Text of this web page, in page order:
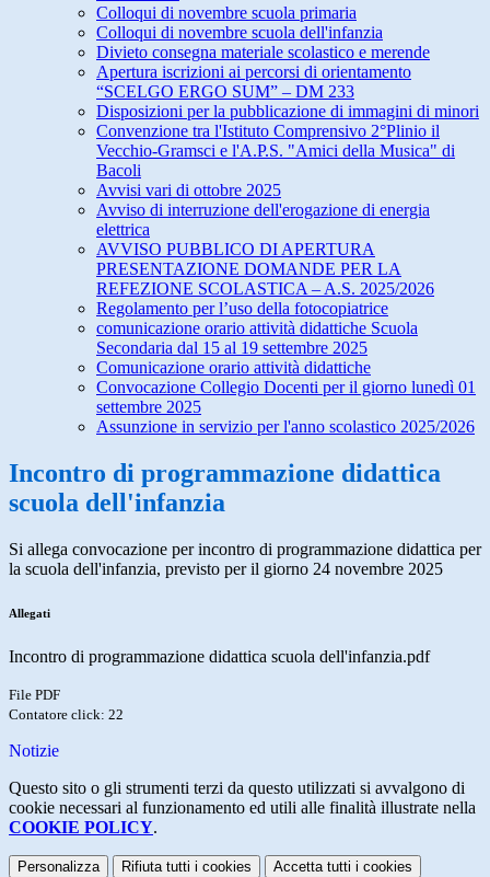
Colloqui di novembre scuola primaria
Colloqui di novembre scuola dell'infanzia
Divieto consegna materiale scolastico e merende
Apertura iscrizioni ai percorsi di orientamento
“SCELGO ERGO SUM” – DM 233
Disposizioni per la pubblicazione di immagini di minori
Convenzione tra l'Istituto Comprensivo 2°Plinio il
Vecchio-Gramsci e l'A.P.S. "Amici della Musica" di
Bacoli
Avvisi vari di ottobre 2025
Avviso di interruzione dell'erogazione di energia
elettrica
AVVISO PUBBLICO DI APERTURA
PRESENTAZIONE DOMANDE PER LA
REFEZIONE SCOLASTICA – A.S. 2025/2026
Regolamento per l’uso della fotocopiatrice
comunicazione orario attività didattiche Scuola
Secondaria dal 15 al 19 settembre 2025
Comunicazione orario attività didattiche
Convocazione Collegio Docenti per il giorno lunedì 01
settembre 2025
Assunzione in servizio per l'anno scolastico 2025/2026
Incontro di programmazione didattica
scuola dell'infanzia
Si allega convocazione per incontro di programmazione didattica per
la scuola dell'infanzia, previsto per il giorno 24 novembre 2025
Allegati
Incontro di programmazione didattica scuola dell'infanzia.pdf
File PDF
Contatore click: 22
Notizie
Questo sito o gli strumenti terzi da questo utilizzati si avvalgono di
cookie necessari al funzionamento ed utili alle finalità illustrate nella
COOKIE POLICY.
Personalizza Rifiuta tutti i cookies Accetta tutti i cookies